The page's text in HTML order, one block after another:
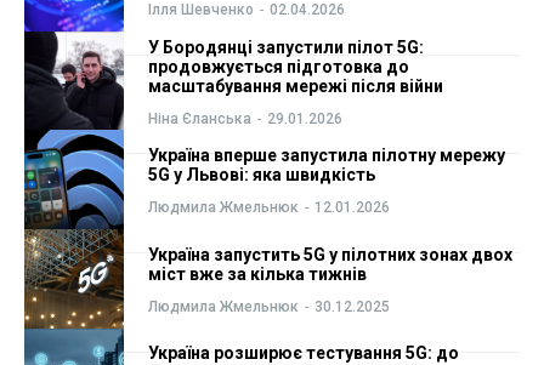
Валютний ринок
Криптовалюта
Робота і освіта
Публікації
ФОП
Курс валют
Валютний ринок
Криптовалюта
Робота і освіта
Публікації
ФОП
Курс валют
Ілля Шевченко - 02.04.2026
У Бородянці запустили пілот 5G:
продовжується підготовка до
масштабування мережі після війни
Ніна Єланська - 29.01.2026
Україна вперше запустила пілотну мережу
5G у Львові: яка швидкість
Людмила Жмельнюк - 12.01.2026
Україна запустить 5G у пілотних зонах двох
міст вже за кілька тижнів
Людмила Жмельнюк - 30.12.2025
Україна розширює тестування 5G: до